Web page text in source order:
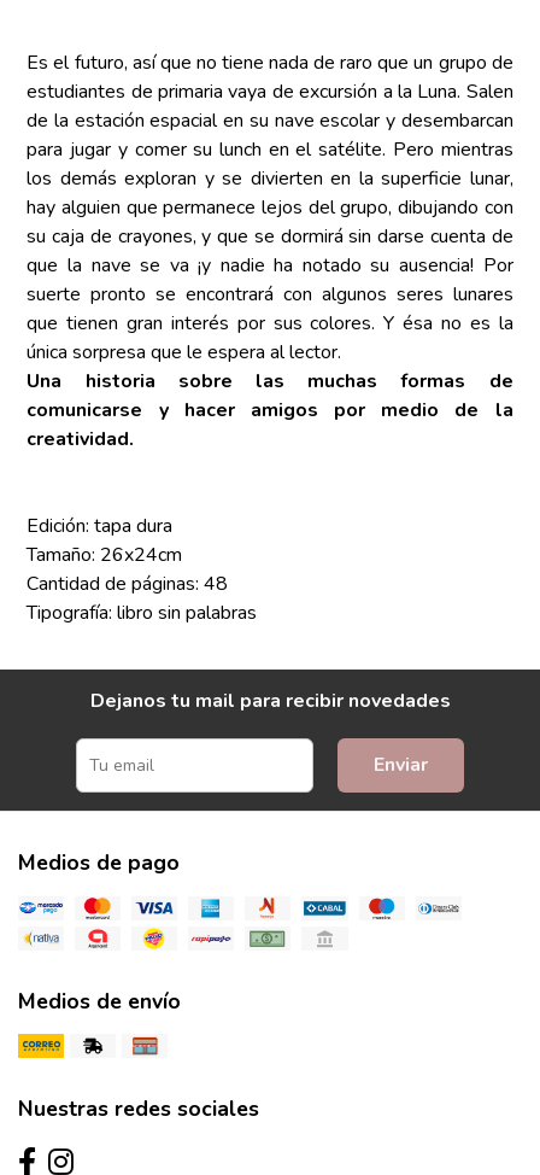
Es el futuro, así que no tiene nada de raro que un grupo de
estudiantes de primaria vaya de excursión a la Luna. Salen
de la estación espacial en su nave escolar y desembarcan
para jugar y comer su lunch en el satélite. Pero mientras
los demás exploran y se divierten en la superficie lunar,
hay alguien que permanece lejos del grupo, dibujando con
su caja de crayones, y que se dormirá sin darse cuenta de
que la nave se va ¡y nadie ha notado su ausencia! Por
suerte pronto se encontrará con algunos seres lunares
que tienen gran interés por sus colores. Y ésa no es la
única sorpresa que le espera al lector.
Una historia sobre las muchas formas de
comunicarse y hacer amigos por medio de la
creatividad.
Edición: tapa dura
Tamaño: 26x24cm
Cantidad de páginas: 48
Tipografía: libro sin palabras
Dejanos tu mail para recibir novedades
Enviar
Medios de pago
Medios de envío
Nuestras redes sociales